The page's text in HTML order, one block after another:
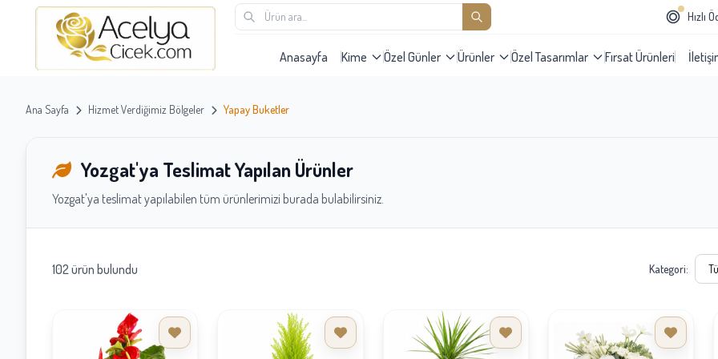
Hızlı
Anasayfa Kime Özel Günler Ürünler Özel Tasarımlar Fırsat Ürünleri
Ana Sayfa Hizmet Verdiğimiz Bölgeler Yapay Buketler
Yozgat'ya Teslimat Yapılan Ürünler
Yozgat'ya teslimat yapılabilen tüm ürünlerimizi burada bulabilirsiniz.
102 ürün bulundu Kategori: